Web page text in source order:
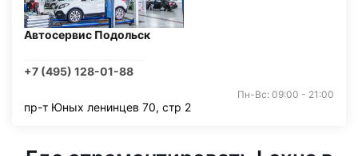
Автосервис Подольск
+7 (495) 128-01-88
Пн-Вс: 09:00 - 21:00
пр-т Юных ленинцев 70, стр 2